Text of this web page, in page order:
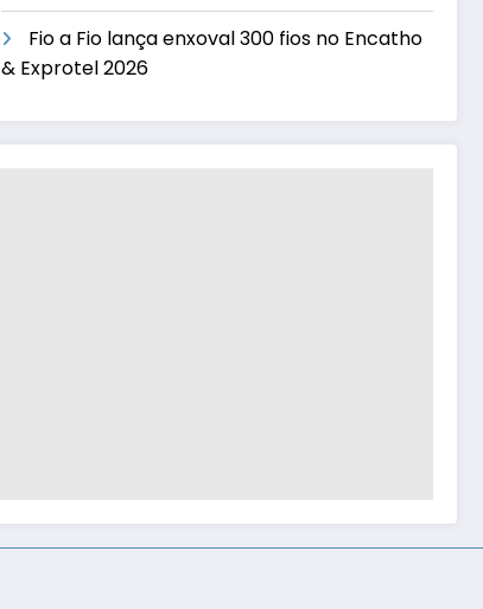
Fio a Fio lança enxoval 300 fios no Encatho
& Exprotel 2026